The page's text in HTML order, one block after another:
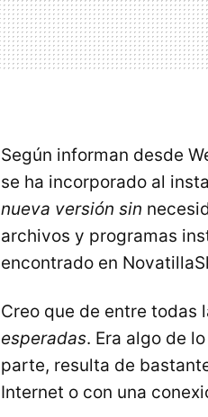
Según informan desde
se ha incorporado al
nueva versión sin
archivos y programas
encontrado en
Creo que de entre todas
esperadas. Era algo de
parte, resulta de
Internet o con una